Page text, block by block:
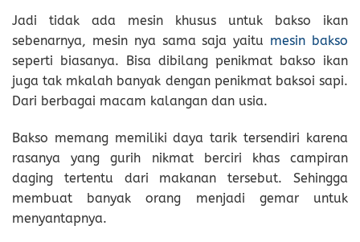
Jadi tidak ada mesin khusus untuk bakso ikan
sebenarnya, mesin nya sama saja yaitu mesin bakso
seperti biasanya. Bisa dibilang penikmat bakso ikan
juga tak mkalah banyak dengan penikmat baksoi sapi.
Dari berbagai macam kalangan dan usia.
Bakso memang memiliki daya tarik tersendiri karena
rasanya yang gurih nikmat berciri khas campiran
daging tertentu dari makanan tersebut. Sehingga
membuat banyak orang menjadi gemar untuk
menyantapnya.